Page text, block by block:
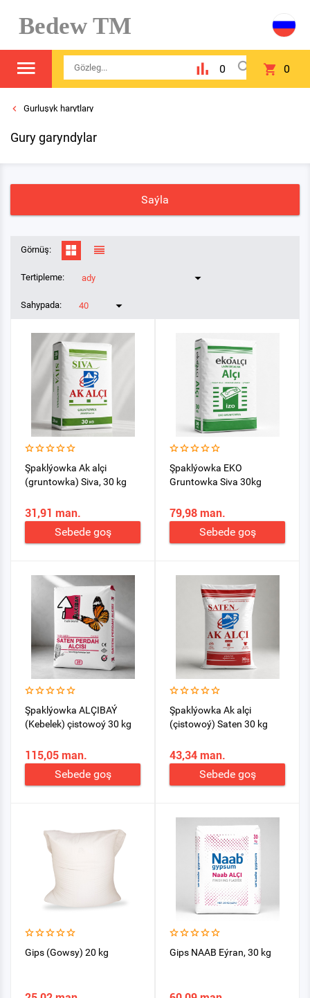
Bedew TM
0 0
Gurluşyk harytlary
Gury garyndylar
Saýla
Görnüş:
Tertipleme: ady
Sahypada: 40
Şpaklýowka Ak alçi
(gruntowka) Siva, 30 kg
31,91 man.
Sebede goş
Şpaklýowka EKO
Gruntowka Siva 30kg
79,98 man.
Sebede goş
Şpaklýowka ALÇIBAÝ
(Kebelek) çistowoý 30 kg
115,05 man.
Sebede goş
Şpaklýowka Ak alçi
(çistowoý) Saten 30 kg
43,34 man.
Sebede goş
Gips (Gowsy) 20 kg Gips NAAB Eýran, 30 kg